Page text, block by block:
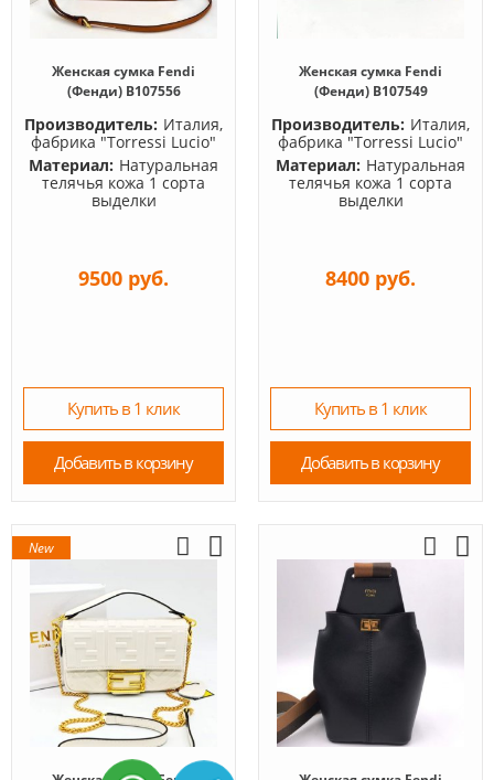
Женская сумка Fendi
(Фенди) B107556
Производитель: Италия,
фабрика "Torressi Lucio"
Материал: Натуральная
телячья кожа 1 сорта
выделки
9500 руб.
Купить в 1 клик
Добавить в корзину
Женская сумка Fendi
(Фенди) B107549
Производитель: Италия,
фабрика "Torressi Lucio"
Материал: Натуральная
телячья кожа 1 сорта
выделки
8400 руб.
Купить в 1 клик
Добавить в корзину
New